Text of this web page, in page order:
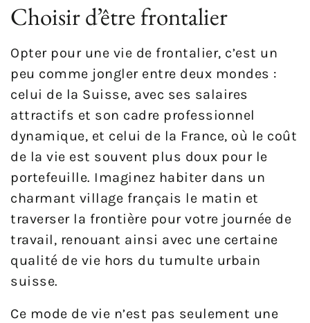
Choisir d’être frontalier
Opter pour une vie de frontalier, c’est un
peu comme jongler entre deux mondes :
celui de la Suisse, avec ses salaires
attractifs et son cadre professionnel
dynamique, et celui de la France, où le coût
de la vie est souvent plus doux pour le
portefeuille. Imaginez habiter dans un
charmant village français le matin et
traverser la frontière pour votre journée de
travail, renouant ainsi avec une certaine
qualité de vie hors du tumulte urbain
suisse.
Ce mode de vie n’est pas seulement une